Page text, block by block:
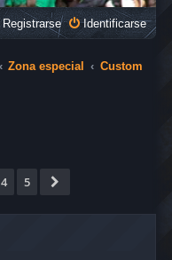
Identificarse
Registrarse
Zona especial Custom
4 5